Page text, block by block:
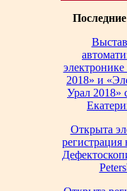
2018» и
Урал 2018»
Открыта
регистрация